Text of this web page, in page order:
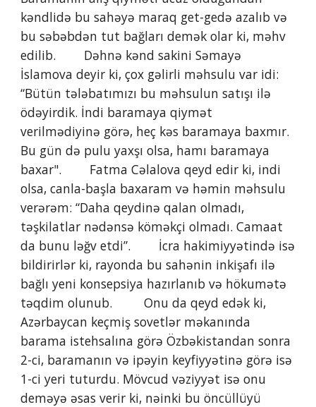
kəndlidə bu sahəyə maraq get-gedə azalıb və
bu səbəbdən tut bağları demək olar ki, məhv
edilib.        Dəhnə kənd sakini Səmayə
İslamova deyir ki, çox gəlirli məhsulu var idi:
“Bütün tələbatımızı bu məhsulun satışı ilə
ödəyirdik. İndi baramaya qiymət
verilmədiyinə görə, heç kəs baramaya baxmır.
Bu gün də pulu yaxşı olsa, hamı baramaya
baxar".        Fatma Cəlalova qeyd edir ki, indi
olsa, canla-başla baxaram və həmin məhsulu
verərəm: “Daha qeydinə qalan olmadı,
təşkilatlar nədənsə köməkçi olmadı. Camaat
da bunu ləğv etdi”.        İcra hakimiyyətində isə
bildirirlər ki, rayonda bu sahənin inkişafı ilə
bağlı yeni konsepsiya hazırlanıb və hökumətə
təqdim olunub.         Onu da qeyd edək ki,
Azərbaycan keçmiş sovetlər məkanında
barama istehsalına görə Özbəkistandan sonra
2-ci, baramanın və ipəyin keyfiyyətinə görə isə
1-ci yeri tuturdu. Mövcud vəziyyət isə onu
deməyə əsas verir ki, nəinki bu öncüllüyü